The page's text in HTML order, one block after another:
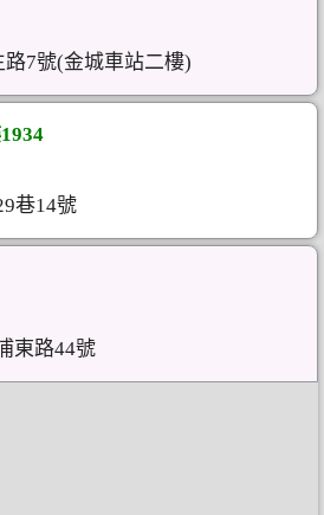
7號(金城車站二樓)
巷14號
東路44號